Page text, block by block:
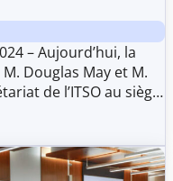
– Aujourd’hui, la
Douglas May et M.
de l’ITSO au siège
afin d’ouvrir
des décisions de